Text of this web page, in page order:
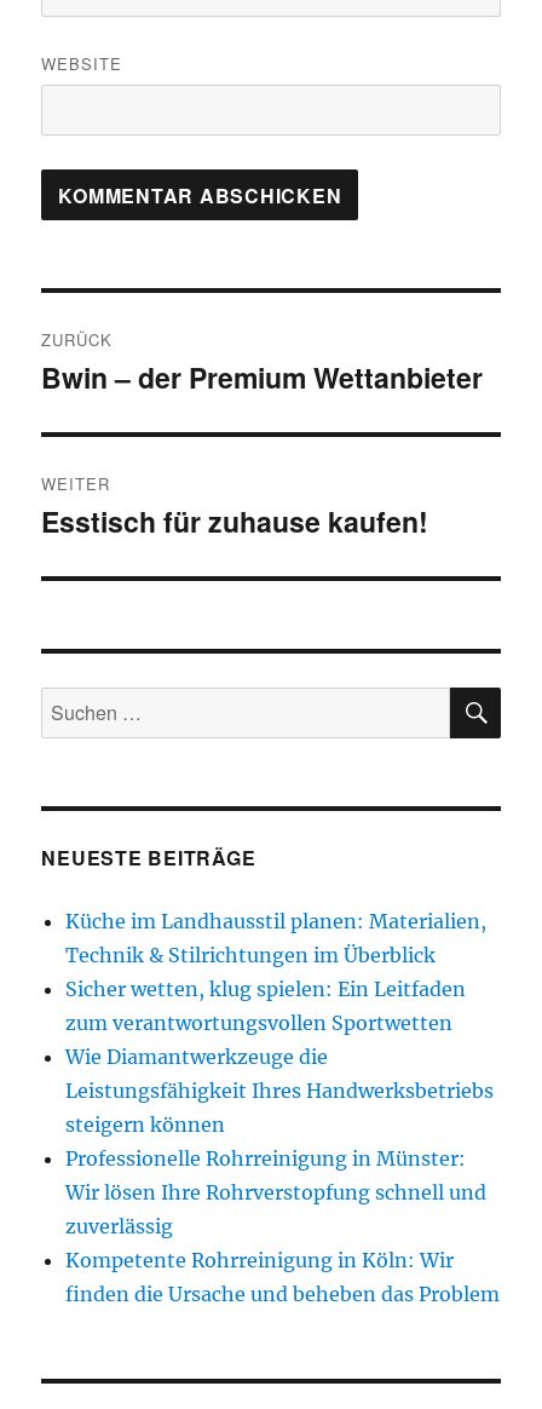
WEBSITE
ZURÜCK
Vorheriger
Bwin – der Premium Wettanbieter
WEITER
Nächster
Esstisch für zuhause kaufen!
Suche
nach:
NEUESTE BEITRÄGE
Küche im Landhausstil planen: Materialien,
Technik & Stilrichtungen im Überblick
Sicher wetten, klug spielen: Ein Leitfaden
zum verantwortungsvollen Sportwetten
Wie Diamantwerkzeuge die
Leistungsfähigkeit Ihres Handwerksbetriebs
steigern können
Professionelle Rohrreinigung in Münster:
Wir lösen Ihre Rohrverstopfung schnell und
zuverlässig
Kompetente Rohrreinigung in Köln: Wir
finden die Ursache und beheben das Problem